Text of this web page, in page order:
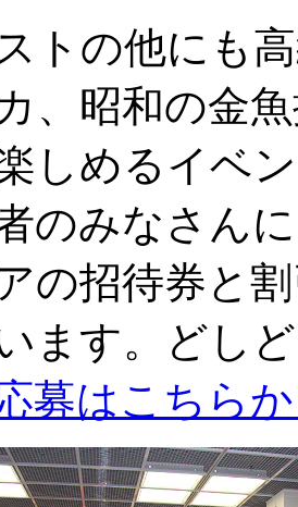
トの他にも
、昭和の金
しめるイベ
のみなさん
の招待券と
ます。どし
募はこちら